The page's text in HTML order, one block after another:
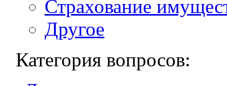
Страхование
Другое
Категория вопросов: